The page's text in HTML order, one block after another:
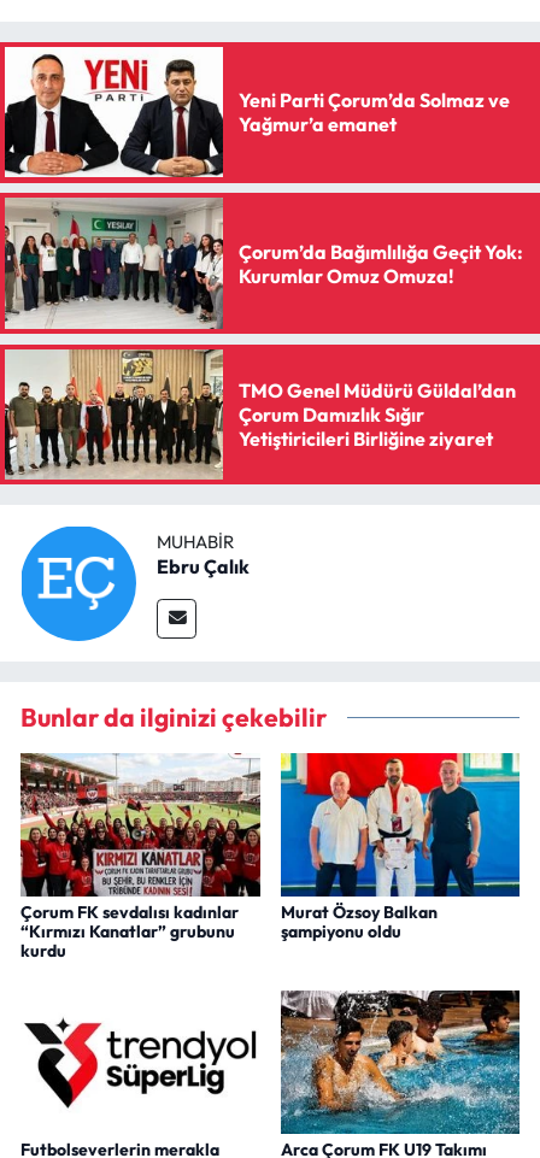
Yeni Parti Çorum’da Solmaz ve
Yağmur’a emanet
Çorum’da Bağımlılığa Geçit Yok:
Kurumlar Omuz Omuza!
TMO Genel Müdürü Güldal’dan
Çorum Damızlık Sığır
Yetiştiricileri Birliğine ziyaret
MUHABIR
Ebru Çalık
Bunlar da ilginizi çekebilir
Çorum FK sevdalısı kadınlar
“Kırmızı Kanatlar” grubunu
kurdu
Murat Özsoy Balkan
şampiyonu oldu
Futbolseverlerin merakla
Arca Çorum FK U19 Takımı
Siyaset
Spor
Sungurlu Haberleri
Turizm
Uğurludağ Haberleri
Yaşam
Yayla Haber
Yerel Haberler